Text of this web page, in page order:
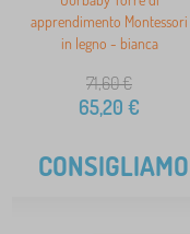
apprendimento Montessori
in legno - bianca
71,60€
65,20 €